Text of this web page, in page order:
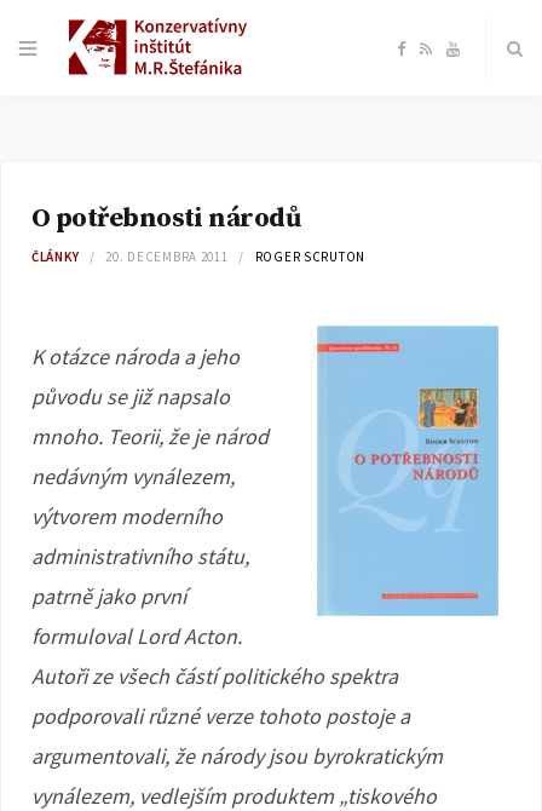
F
o
k
R Y
e
O potřebnosti národů
ČLÁNKY 20. DECEMBRA 2011 ROGER SCRUTON
K otázce národa a jeho
původu se již napsalo
mnoho. Teorii, že je národ
nedávným vynálezem,
výtvorem moderního
administrativního státu,
patrně jako první
formuloval Lord Acton.
Autoři ze všech částí politického spektra
podporovali různé verze tohoto postoje a
argumentovali, že národy jsou byrokratickým
vynálezem, vedlejším produktem „tiskového